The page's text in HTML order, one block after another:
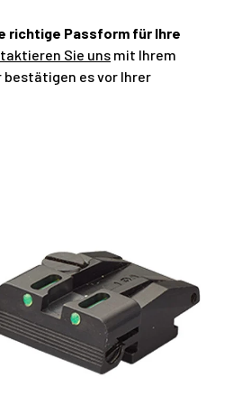
richtige Passform für Ihre
Sie uns mit Ihrem
bestätigen es vor Ihrer